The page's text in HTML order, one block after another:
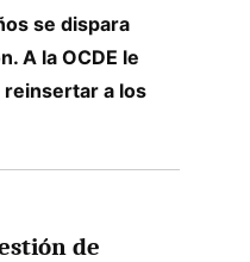
se dispara
A la OCDE le
a los
de